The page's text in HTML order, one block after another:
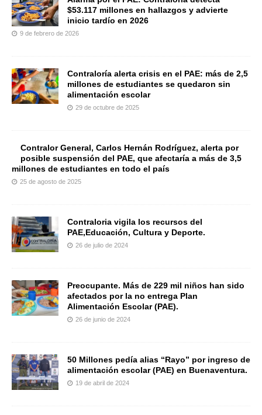
$53.117 millones en hallazgos y advierte
inicio tardío en 2026
9 de febrero de 2026
Contraloría alerta crisis en el PAE: más de 2,5
millones de estudiantes se quedaron sin
alimentación escolar
29 de octubre de 2025
Contralor General, Carlos Hernán Rodríguez, alerta por
posible suspensión del PAE, que afectaría a más de 3,5
millones de estudiantes en todo el país
25 de agosto de 2025
Contraloria vigila los recursos del
PAE,Educación, Cultura y Deporte.
26 de julio de 2024
Preocupante. Más de 229 mil niños han sido
afectados por la no entrega Plan
Alimentación Escolar (PAE).
26 de junio de 2024
50 Millones pedía alias “Rayo” por ingreso de
alimentación escolar (PAE) en Buenaventura.
19 de abril de 2024